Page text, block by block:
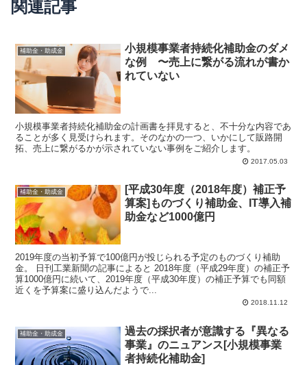
関連記事
補助金・助成金
小規模事業者持続化補助金のダメ
な例 〜売上に繋がる流れが書か
れていない
小規模事業者持続化補助金の計画書を拝見すると、不十分な内容であ
ることが多く見受けられます。そのなかの一つ、いかにして販路開
拓、売上に繋がるかが示されていない事例をご紹介します。
2017.05.03
補助金・助成金
[平成30年度（2018年度）補正予
算案]ものづくり補助金、IT導入補
助金など1000億円
2019年度の当初予算で100億円が投じられる予定のものづくり補助
金。 日刊工業新聞の記事によると 2018年度（平成29年度）の補正予
算1000億円に続いて、2019年度（平成30年度）の補正予算でも同額
近くを予算案に盛り込んだようで...
2018.11.12
補助金・助成金
過去の採択者が意識する『異なる
事業』のニュアンス[小規模事業
者持続化補助金]